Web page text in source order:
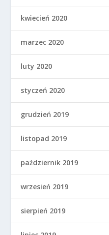
kwiecień 2020
marzec 2020
luty 2020
styczeń 2020
grudzień 2019
listopad 2019
październik 2019
wrzesień 2019
sierpień 2019